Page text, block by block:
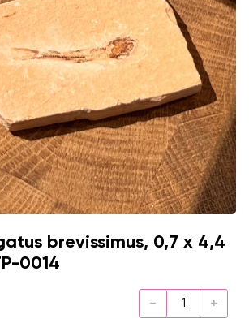
brevissimus, 0,7 х 4,4
0014